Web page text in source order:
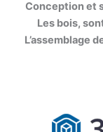
Conception et
Les bois,
L’assemblage